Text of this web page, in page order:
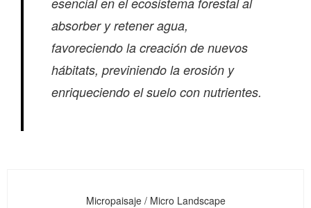
absorber y retener agua,
favoreciendo la creación de nuevos
hábitats, previniendo la erosión y
enriqueciendo el suelo con nutrientes.
Micropaisaje / Micro Landscape